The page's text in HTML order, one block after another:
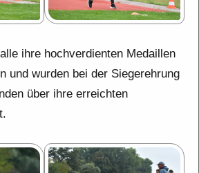
ihre hochverdienten Medaillen
und wurden bei der Siegerehrung
über ihre erreichten